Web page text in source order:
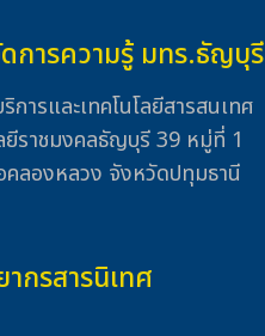
การความรู้ มทร.ธัญบุรี
ารและเทคโนโลยีสารสนเทศ
ยีราชมงคลธัญบุรี 39 หมู่ที่ 1
คลองหลวง จังหวัดปทุมธานี
กรสารนิเทศ